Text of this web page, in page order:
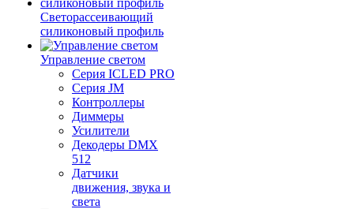
Светорассеивающий
силиконовый профиль
Управление светом
Серия ICLED PRO
Серия JM
Контроллеры
Диммеры
Усилители
Декодеры DMX
512
Датчики
движения, звука и
света